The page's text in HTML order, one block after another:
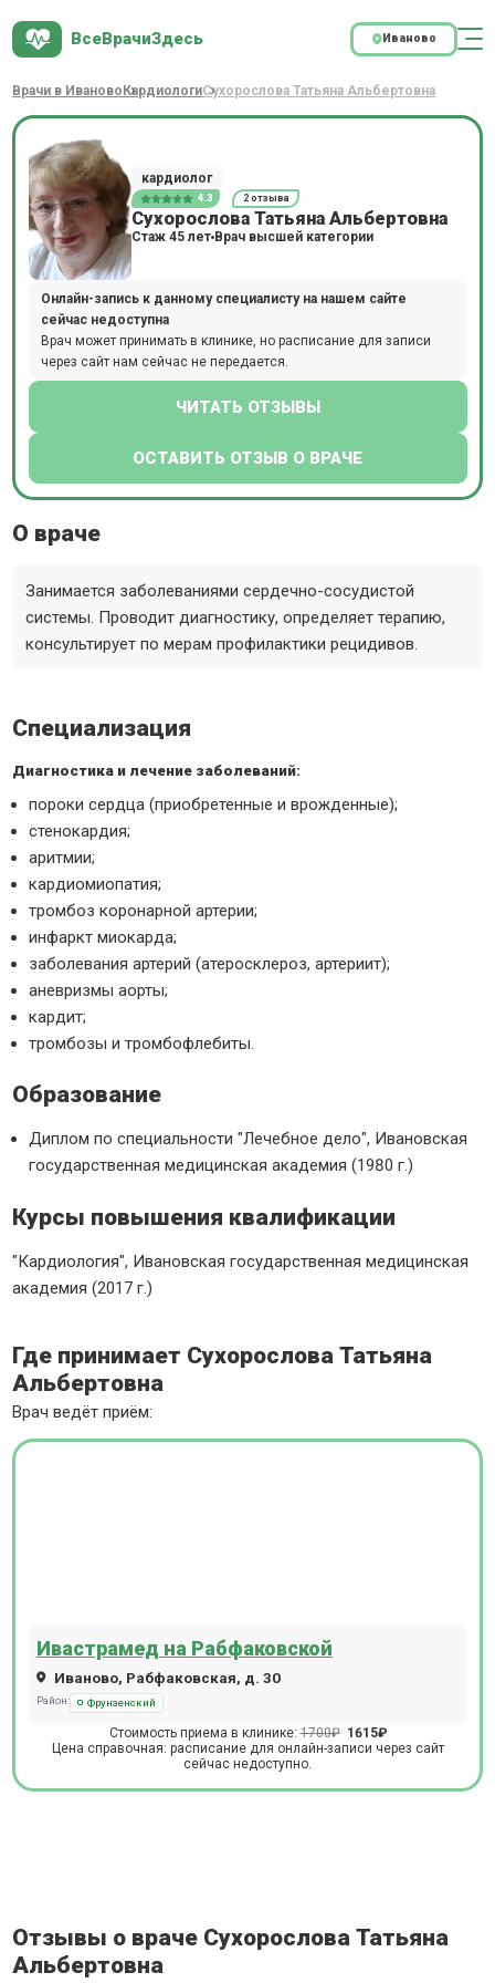
ВсеВрачиЗдесь Иваново
Врачи в Иваново КардиологиСухорослова Татьяна Альбертовна
кардиолог
4.3 2 отзыва
Сухорослова Татьяна Альбертовна
Стаж 45 лет Врач высшей категории
Онлайн-запись к данному специалисту на нашем сайте
сейчас недоступна
Врач может принимать в клинике, но расписание для записи
через сайт нам сейчас не передается.
ЧИТАТЬ ОТЗЫВЫ
ОСТАВИТЬ ОТЗЫВ О ВРАЧЕ
О враче
Занимается заболеваниями сердечно-сосудистой
системы. Проводит диагностику, определяет терапию,
консультирует по мерам профилактики рецидивов.
Специализация
Диагностика и лечение заболеваний:
пороки сердца (приобретенные и врожденные);
стенокардия;
аритмии;
кардиомиопатия;
тромбоз коронарной артерии;
инфаркт миокарда;
заболевания артерий (атеросклероз, артериит);
аневризмы аорты;
кардит;
тромбозы и тромбофлебиты.
Образование
Диплом по специальности "Лечебное дело", Ивановская
государственная медицинская академия (1980 г.)
Курсы повышения квалификации
"Кардиология", Ивановская государственная медицинская
академия (2017 г.)
Где принимает Сухорослова Татьяна
Альбертовна
Врач ведёт приём:
Ивастрамед на Рабфаковской
Иваново, Рабфаковская, д. 30
Район: Фрунзенский
Стоимость приема в клинике:1700₽ 1615₽
Цена справочная: расписание для онлайн-записи через сайт
сейчас недоступно.
Отзывы о враче Сухорослова Татьяна
Альбертовна